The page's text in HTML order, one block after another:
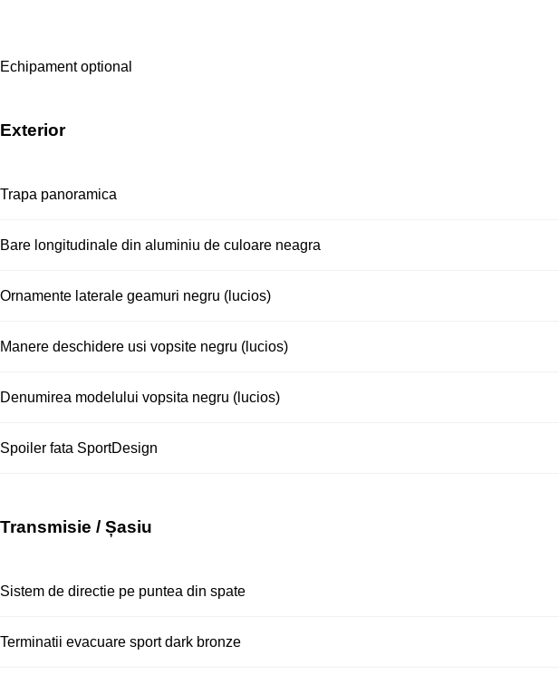
Echipament optional
Exterior
Trapa panoramica
Bare longitudinale din aluminiu de culoare neagra
Ornamente laterale geamuri negru (lucios)
Manere deschidere usi vopsite negru (lucios)
Denumirea modelului vopsita negru (lucios)
Spoiler fata SportDesign
Transmisie / Șasiu
Sistem de directie pe puntea din spate
Terminatii evacuare sport dark bronze